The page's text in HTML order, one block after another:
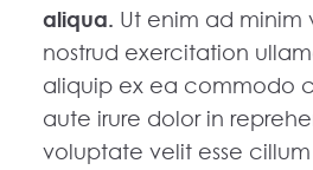
aliqua. Ut enim ad minim
nostrud exercitation
aliquip ex ea commodo
aute irure dolor in
voluptate velit esse